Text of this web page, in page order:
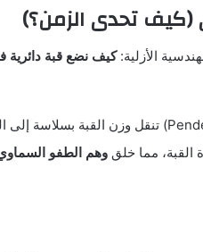
الأزلية:كيف نضع قبة دائرية
وهم الطفو